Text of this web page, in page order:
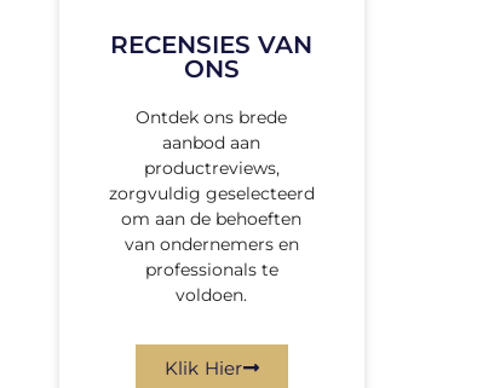
RECENSIES VAN
ONS
Ontdek ons brede
aanbod aan
productreviews,
zorgvuldig geselecteerd
om aan de behoeften
van ondernemers en
professionals te
voldoen.
Klik Hier